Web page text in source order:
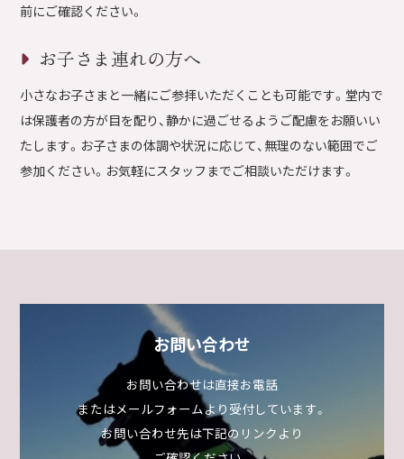
前にご確認ください。
お子さま連れの方へ
小さなお子さまと一緒にご参拝いただくことも可能です。堂内で
は保護者の方が目を配り、静かに過ごせるようご配慮をお願いい
たします。お子さまの体調や状況に応じて、無理のない範囲でご
参加ください。お気軽にスタッフまでご相談いただけます。
お問い合わせ
お問い合わせは直接お電話
またはメールフォームより受付しています。
お問い合わせ先は下記のリンクより